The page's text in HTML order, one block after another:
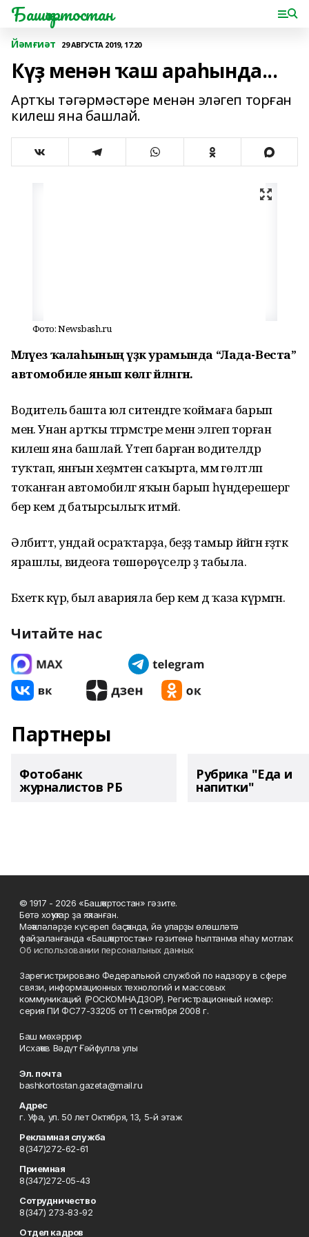
Башҡортостан
Йәмғиәт 29 АВГУСТА 2019, 17:20
Күҙ менән ҡаш араһында...
Артҡы тәгәрмәстәре менән эләгеп торған
килеш яна башлай.
Фото: Newsbash.ru
Мәләүез ҡалаһының үҙәк урамында “Лада-Веста”
автомобиле янып көлгә әйләнгән.
Водитель башта юл ситендәге ҡоймаға барып
менә. Унан артҡы тәгәрмәстәре менән эләгеп торған
килеш яна башлай. Үтеп барған водителдәр
туҡтап, янғын хеҙмәтен саҡырта, әммә гөлтләп
тоҡанған автомобилгә яҡын барып һүндерешергә
бер кем дә батырсылыҡ итмәй.
Әлбиттә, ундай осраҡтарҙа, беҙҙә тамыр йәйгән ғәҙәткә
ярашлы, видеоға төшөрөүселәр ҙә табыла.
Бәхеткә күрә, был аварияла бер кем дә ҡаза күрмәгән.
Читайте нас
Партнеры
Фотобанк
журналистов РБ
Рубрика "Еда и
напитки"
© 1917 - 2026 «Башҡортостан» гәзите.
Бөтә хоҡуҡтар ҙа яҡланған.
Мәҡәләләрҙе күсереп баҫҡанда, йә уларҙы өлөшләтә
файҙаланғанда «Башҡортостан» гәзитенә һылтанма яһау мотлаҡ.
Об использовании персональных данных
Зарегистрировано Федеральной службой по надзору в сфере
связи, информационных технологий и массовых
коммуникаций (РОСКОМНАДЗОР). Регистрационный номер:
серия ПИ ФС77-33205 от 11 сентября 2008 г.
Баш мөхәррир
Исхаҡов Вәдүт Ғәйфулла улы
Эл. почта
bashkortostan.gazeta@mail.ru
Адрес
г. Уфа, ул. 50 лет Октября, 13, 5-й этаж
Рекламная служба
8(347)272-62-61
Приемная
8(347)272-05-43
Сотрудничество
8(347) 273-83-92
Отдел кадров